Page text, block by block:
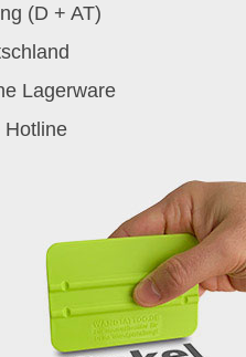
(D + AT)
Lagerware
Hotline